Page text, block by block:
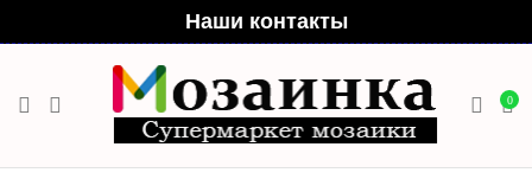
Наши контакты
0